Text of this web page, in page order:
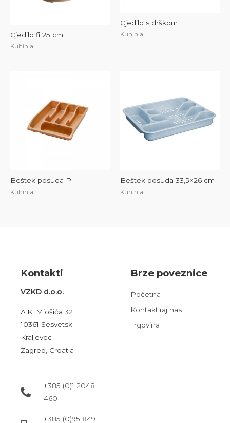
Cjedilo fi 25 cm
Kuhinja
Cjedilo s drškom
Kuhinja
Beštek posuda P
Kuhinja
Beštek posuda 33,5×26 cm
Kuhinja
Kontakti
VZKD d.o.o.
A.K. Miošića 32
10361 Sesvetski
Kraljevec
Zagreb, Croatia
+385 (0)1 2048
460
+385 (0)95 8491
Brze poveznice
Početna
Kontaktiraj nas
Trgovina